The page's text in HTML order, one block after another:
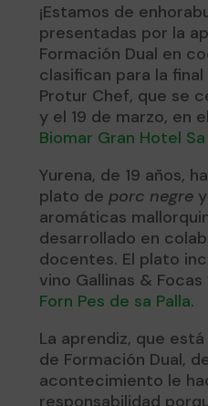
¡Estamos de
presentadas por la
Formación Dual en
clasifican para la
Protur Chef, que se
y el 19 de marzo, en el
Biomar Gran Hotel
Yurena, de 19 años,
plato deporc negre
aromáticas
desarrollado en
docentes. El plato
vino Gallinas &
Forn Pes de sa Palla.
La aprendiz, que
de Formación Dual,
acontecimiento le